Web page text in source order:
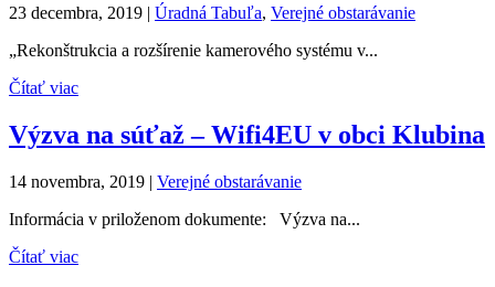
23 decembra, 2019 | Úradná Tabuľa, Verejné obstarávanie
„Rekonštrukcia a rozšírenie kamerového systému v...
Čítať viac
Výzva na súťaž – Wifi4EU v obci Klubina
14 novembra, 2019 | Verejné obstarávanie
Informácia v priloženom dokumente: Výzva na...
Čítať viac